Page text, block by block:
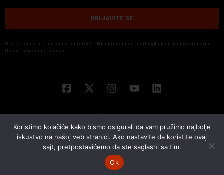
PRIJAVITE SE
Ova stranica je zaštićena sa reCAPTCHA i primenjuju se Google Politika privatnosti i
Uslovi korišćenja usluge
© 2026 NOVA EKONOMIJA | SVA PRAVA ZADŽANA | DEVELOPED BY
Koristimo kolačiće kako bismo osigurali da vam pružimo najbolje
iskustvo na našoj veb stranici. Ako nastavite da koristite ovaj
sajt, pretpostavićemo da ste saglasni sa tim.
Ok